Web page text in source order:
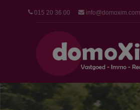
015 20 36 00 info@domoxim.com